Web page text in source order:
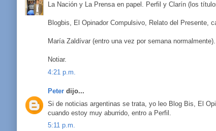
La Nación y La Prensa en papel. Perfil y Clarín (los
Blogbis, El Opinador Compulsivo, Relato del Presente,
María Zaldívar (entro una vez por semana normalmente).
Notiar.
4:21 p.m.
Peter dijo...
Si de noticias argentinas se trata, yo leo Blog Bis, El
cuando estoy muy aburrido, entro a Perfil.
5:11 p.m.